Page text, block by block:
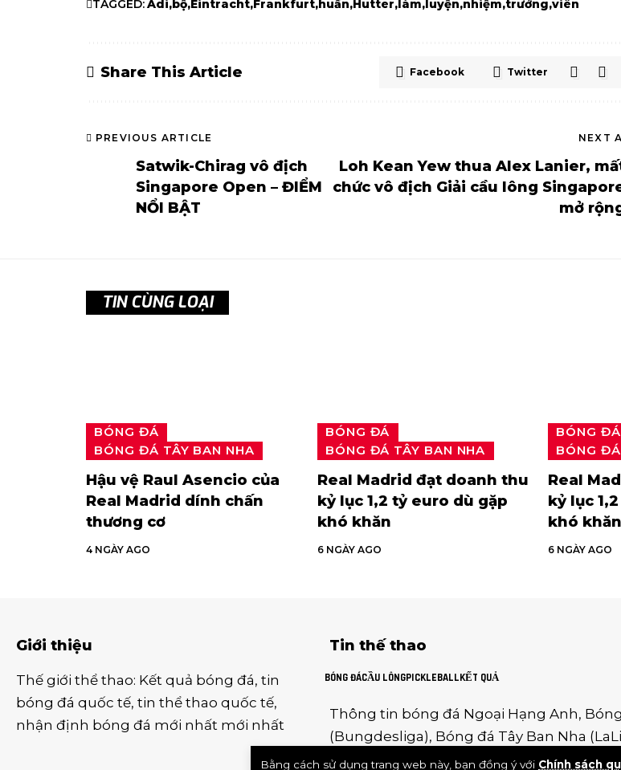
Bằng cách sử dụng trang web này, bạn đồng ý với Chính sách
TAGGED:Adi bộ Eintracht Frankfurt huấn Hutter làm luyện nhiệm trưởng viên
Share This Article Facebook Twitter
PREVIOUS ARTICLE
Satwik-Chirag vô địch
Singapore Open – ĐIỂM
NỔI BẬT
NEXT
Loh Kean Yew thua Alex Lanier,
chức vô địch Giải cầu lông
mở
TIN CÙNG LOẠI
BÓNG ĐÁ
BÓNG ĐÁ TÂY BAN NHA
Hậu vệ Raul Asencio của
Real Madrid dính chấn
thương cơ
4 NGÀY AGO
BÓNG ĐÁ
BÓNG ĐÁ TÂY BAN NHA
Real Madrid đạt doanh thu
kỷ lục 1,2 tỷ euro dù gặp
khó khăn
6 NGÀY AGO
BÓNG ĐÁ
BÓNG
Real
kỷ lục
khó khăn
6 NGÀY AGO
Giới thiệu
Thế giới thể thao: Kết quả bóng đá, tin
bóng đá quốc tế, tin thể thao quốc tế,
nhận định bóng đá mới nhất mới nhất
Tin thế thao
BÓNG ĐÁCẦU LÔNGPICKLEBALLKẾT QUẢ
Thông tin bóng đá Ngoại Hạng Anh,
(Bungdesliga), Bóng đá Tây Ban Nha (
(SerieA Giải Hạng Nhất Pháp